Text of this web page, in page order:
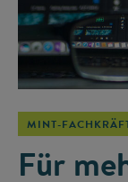
MINT-
Für